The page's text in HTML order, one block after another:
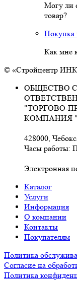
Могу ли
товар?
Покупка
Как мне
© «Стройцентр
ОБЩЕСТВО
"ТОРГОВО-
КОМПАНИЯ
428000,
Часы работы:
Электронная
Каталог
Услуги
Информация
О компании
Контакты
Покупателям
Политика
Согласие на
Политика